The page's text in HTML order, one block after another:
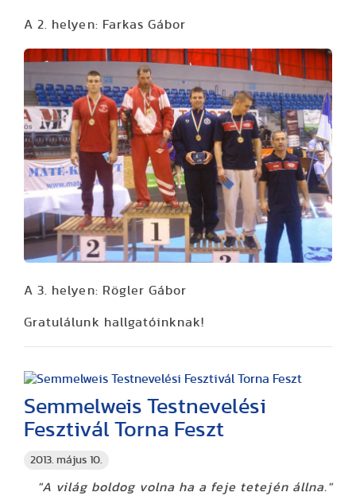
A 2. helyen: Farkas Gábor
A 3. helyen: Rögler Gábor
Gratulálunk hallgatóinknak!
2013. május 10.
Semmelweis Testnevelési
Fesztivál Torna Feszt
"A világ boldog volna ha a feje tetején állna."